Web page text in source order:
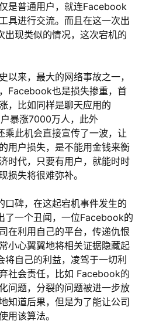
是普通用户，就连Facebook
具进行交流。而且在这一次出
出现类似的情况，这次宕机的
以来，最大的网络事故之一，
Facebook也是损失掺重，首
，比如同样是聊天应用的
暴涨7000万人，此外
此机会直接宣传了一波，让
用户损失，是不能用金钱来衡
时代，只要有用户，就能时时
损失将很难弥补。
碑，在这起宕机事件发生的
了一个丑闻，一位Facebook的
在利用自己的平台，传递仇恨
小心翼翼地将相关证据隐藏起
自己的利益，凌驾于一切利
社会责任，比如 Facebook的
问题，分裂的问题被进一步放
知道后果，但是为了能让公司
用该算法。